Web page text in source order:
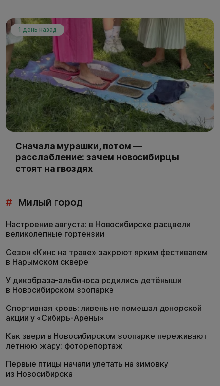
1 день назад
Сначала мурашки, потом —
расслабление: зачем новосибирцы
стоят на гвоздях
# Милый город
Настроение августа: в Новосибирске расцвели
великолепные гортензии
Сезон «Кино на траве» закроют ярким фестивалем
в Нарымском сквере
У дикобраза-альбиноса родились детёныши
в Новосибирском зоопарке
Спортивная кровь: ливень не помешал донорской
акции у «Сибирь-Арены»
Как звери в Новосибирском зоопарке переживают
летнюю жару: фоторепортаж
Первые птицы начали улетать на зимовку
из Новосибирска